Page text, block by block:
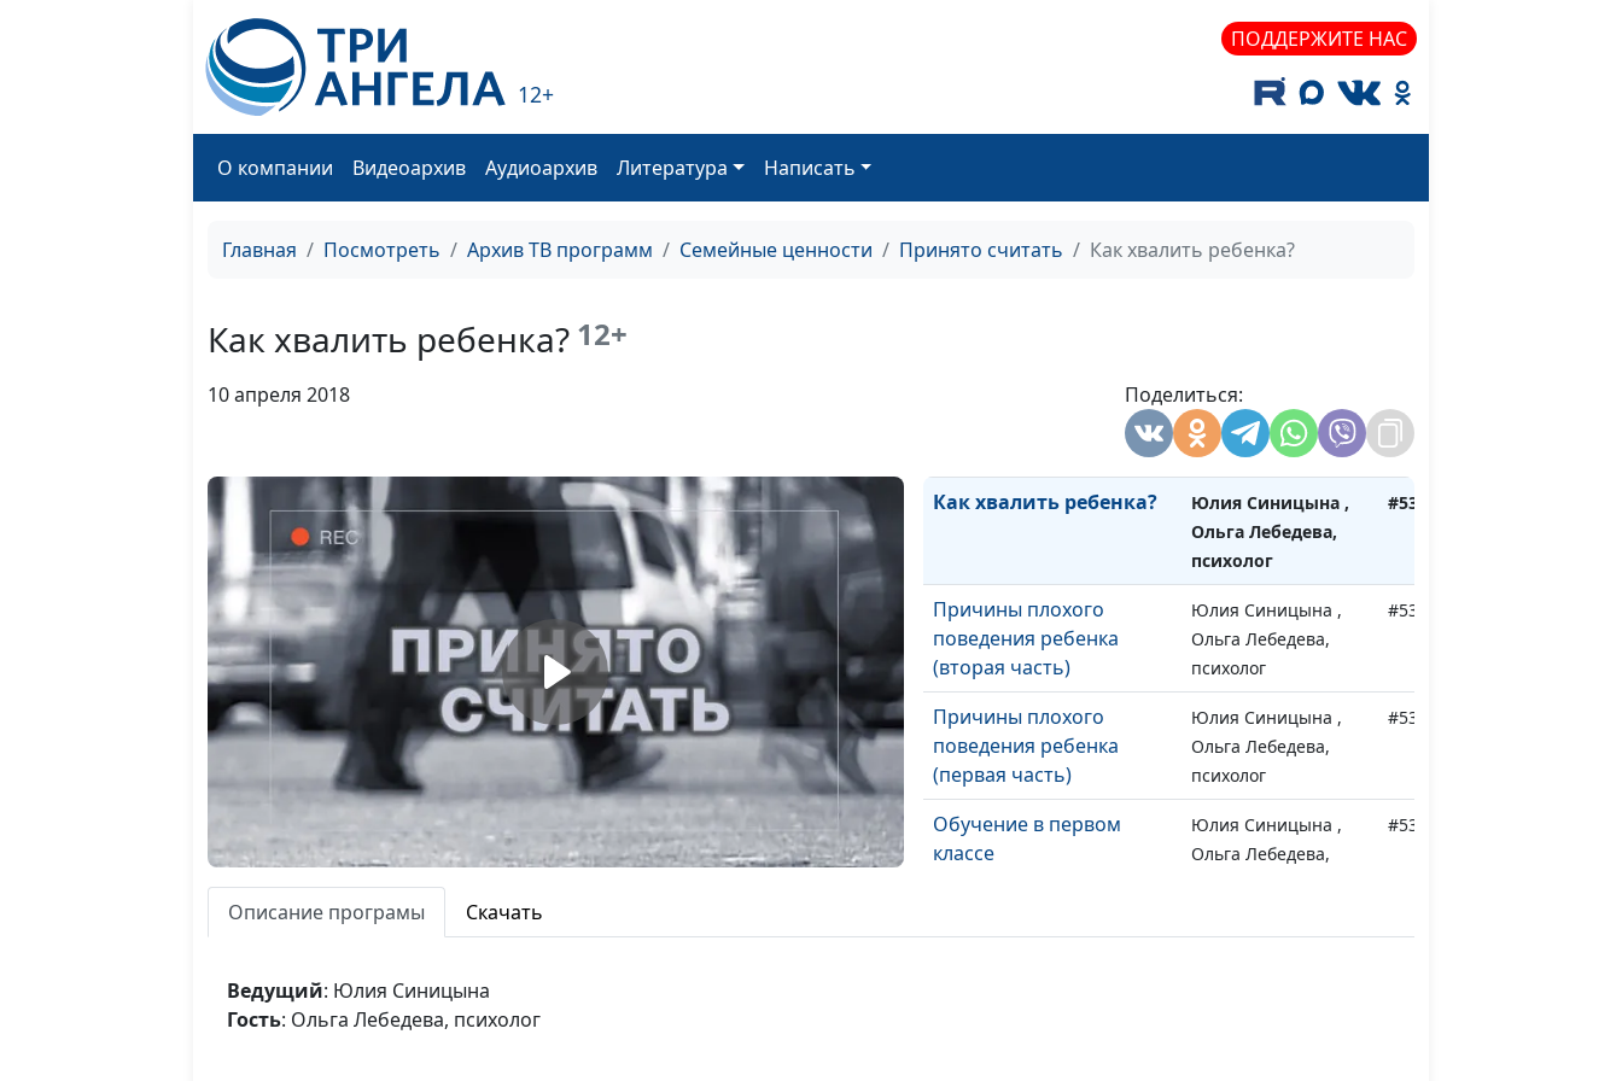
12+
ПОДДЕРЖИТЕ НАС
О компании Видеоархив Аудиоархив Литература Написать
Главная Посмотреть Архив ТВ программ Семейные ценности Принято считать Как хвалить ребенка?
Как хвалить ребенка? 12+
10 апреля 2018 Поделиться:
психолог
Юлия Синицына ,
Ольга Лебедева,
психолог
часть)
Ольга Лебедева,
психолог
Юлия Синицына ,
Ольга Лебедева,
психолог
Как хвалить ребенка?
Юлия Синицына ,
Ольга Лебедева,
психолог
#533
Причины плохого
поведения ребенка
(вторая часть)
Юлия Синицына ,
Ольга Лебедева,
психолог
#532
Причины плохого
поведения ребенка
(первая часть)
Юлия Синицына ,
Ольга Лебедева,
психолог
#531
Обучение в первом
классе
Юлия Синицына ,
Ольга Лебедева,
#530
Готов ли ребенок к
Юлия Синицына ,
#529
Описание програмы Скачать
Ведущий: Юлия Синицына
Гость: Ольга Лебедева, психолог